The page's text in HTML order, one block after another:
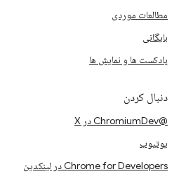
مطالعات موردی
بایگانی
پادکست ها و نمایش ها
دنبال کردن
@ChromiumDev در X
یوتیوب
Chrome for Developers در لینکدین